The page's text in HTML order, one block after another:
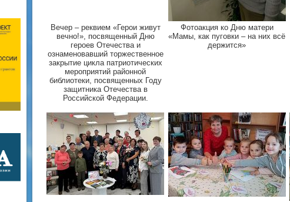
Вечер – реквием «Герои живут
вечно!», посвященный Дню
героев Отечества и
ознаменовавший торжественное
закрытие цикла патриотических
мероприятий районной
библиотеки, посвященных Году
защитника Отечества в
Российской Федерации.
Фотоакция ко Дню матери
«Мамы, как пуговки – на них всё
держится»